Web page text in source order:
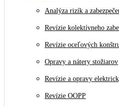
Analýza rizík a
Revízie kolektívneho
Revízie oceľových
Opravy a nátery stožiarov
Revízie a opravy
Revízie OOPP